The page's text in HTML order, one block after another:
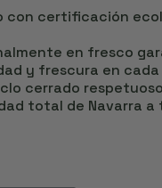
con certificación
en fresco
y frescura en
cerrado
total de Navarra a